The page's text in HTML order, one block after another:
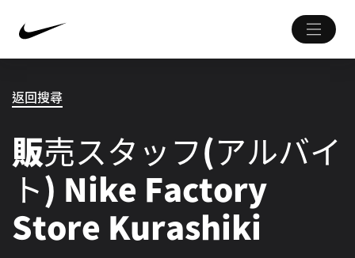
返回搜尋
販売スタッフ(アルバイ
ト) Nike Factory
Store Kurashiki